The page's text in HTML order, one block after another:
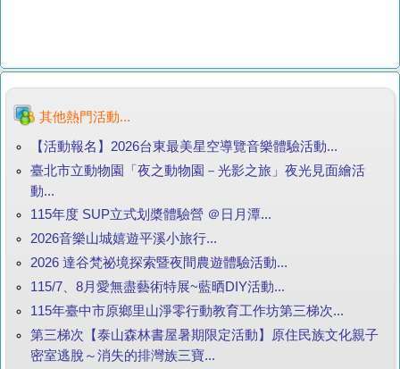
其他熱門活動...
【活動報名】2026台東最美星空導覽音樂體驗活動...
臺北市立動物園「夜之動物園－光影之旅」夜光見面繪活
動...
115年度 SUP立式划槳體驗營 ＠日月潭...
2026音樂山城嬉遊平溪小旅行...
2026 達谷梵祕境探索暨夜間農遊體驗活動...
115/7、8月愛無盡藝術特展~藍晒DIY活動...
115年臺中市原鄉里山淨零行動教育工作坊第三梯次...
第三梯次【泰山森林書屋暑期限定活動】原住民族文化親子
密室逃脫～消失的排灣族三寶...